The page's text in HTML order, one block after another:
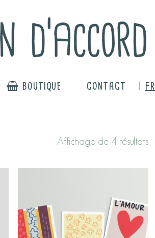
BOUTIQUE CONTACT FR
Affichage de 4 résultats